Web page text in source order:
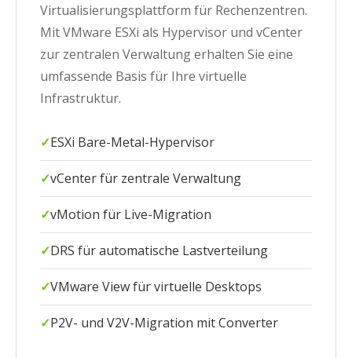
Virtualisierungsplattform für Rechenzentren.
Mit VMware ESXi als Hypervisor und vCenter
zur zentralen Verwaltung erhalten Sie eine
umfassende Basis für Ihre virtuelle
Infrastruktur.
ESXi Bare-Metal-Hypervisor
vCenter für zentrale Verwaltung
vMotion für Live-Migration
DRS für automatische Lastverteilung
VMware View für virtuelle Desktops
P2V- und V2V-Migration mit Converter